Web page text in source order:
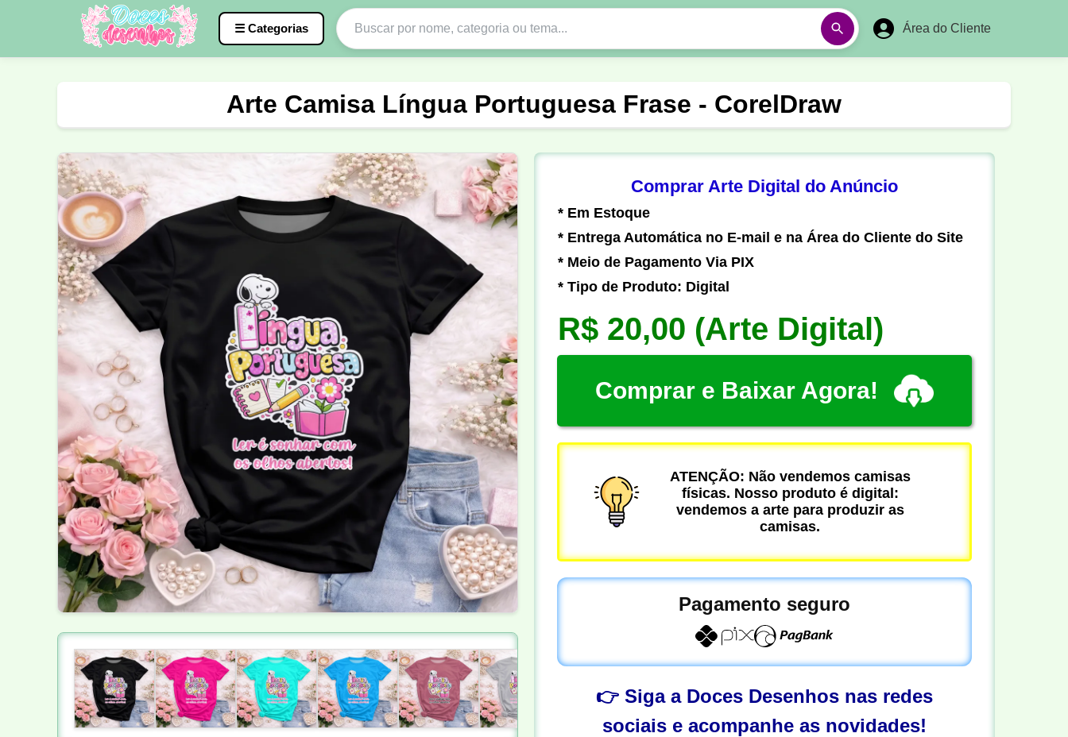
☰ Categorias Área do Cliente
Carnaval Agro Católica Uniforme Vôlei Futebol Amador Pesca
Motocross Nail Designer Pedagogia Biologia Geografia História Matemática
Língua Portuguesa
Arte Camisa Língua Portuguesa Frase - CorelDraw
Comprar Arte Digital do Anúncio
* Em Estoque
* Entrega Automática no E-mail e na Área do Cliente do Site
* Meio de Pagamento Via PIX
* Tipo de Produto: Digital
R$ 20,00 (Arte Digital)
Comprar e Baixar Agora!
ATENÇÃO: Não vendemos camisas
físicas. Nosso produto é digital:
vendemos a arte para produzir as
camisas.
Pagamento seguro
👉 Siga a Doces Desenhos nas redes
sociais e acompanhe as novidades!